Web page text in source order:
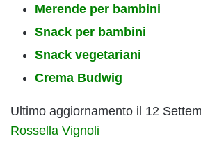
Merende per bambini
Snack per bambini
Snack vegetariani
Crema Budwig
Ultimo aggiornamento il 12
Rossella Vignoli